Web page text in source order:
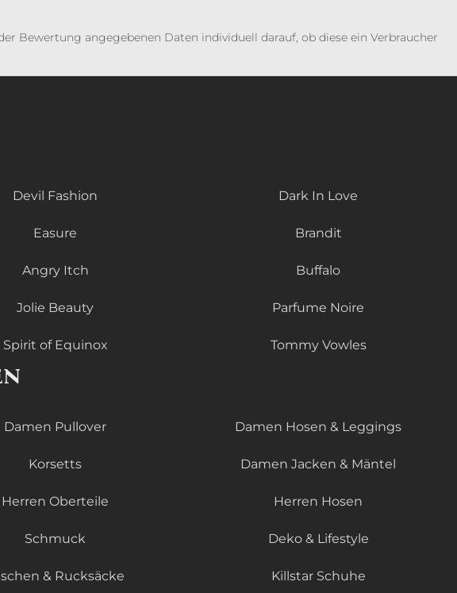
Bewertung angegebenen Daten individuell darauf, ob diese ein Verbraucher
Devil Fashion Dark In Love
Easure Brandit
Angry Itch Buffalo
Jolie Beauty Parfume Noire
Spirit of Equinox Tommy Vowles
Damen Pullover Damen Hosen & Leggings
Korsetts Damen Jacken & Mäntel
Herren Oberteile Herren Hosen
Schmuck Deko & Lifestyle
& Rucksäcke Killstar Schuhe